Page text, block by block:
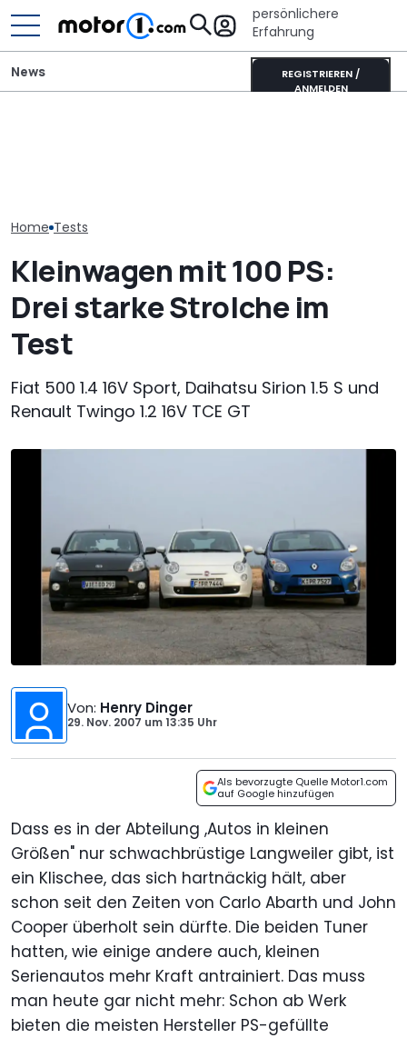
persönlichere
Erfahrung
REGISTRIEREN /
ANMELDEN
News
Home Tests
Kleinwagen mit 100 PS:
Drei starke Strolche im
Test
Fiat 500 1.4 16V Sport, Daihatsu Sirion 1.5 S und
Renault Twingo 1.2 16V TCE GT
Von: Henry Dinger
29. Nov. 2007 um13:35 Uhr
Als bevorzugte Quelle Motor1.com
auf Google hinzufügen
Dass es in der Abteilung ,Autos in kleinen
Größen" nur schwachbrüstige Langweiler gibt, ist
ein Klischee, das sich hartnäckig hält, aber
schon seit den Zeiten von Carlo Abarth und John
Cooper überholt sein dürfte. Die beiden Tuner
hatten, wie einige andere auch, kleinen
Serienautos mehr Kraft antrainiert. Das muss
man heute gar nicht mehr: Schon ab Werk
bieten die meisten Hersteller PS-gefüllte